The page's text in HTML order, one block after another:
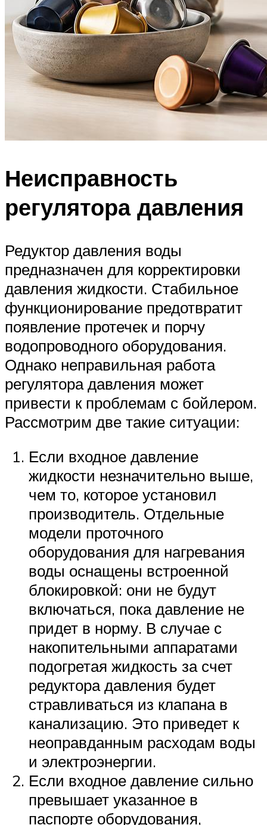
Неисправность
регулятора давления
Редуктор давления воды
предназначен для корректировки
давления жидкости. Стабильное
функционирование предотвратит
появление протечек и порчу
водопроводного оборудования.
Однако неправильная работа
регулятора давления может
привести к проблемам с бойлером.
Рассмотрим две такие ситуации:
Если входное давление
жидкости незначительно выше,
чем то, которое установил
производитель. Отдельные
модели проточного
оборудования для нагревания
воды оснащены встроенной
блокировкой: они не будут
включаться, пока давление не
придет в норму. В случае с
накопительными аппаратами
подогретая жидкость за счет
редуктора давления будет
стравливаться из клапана в
канализацию. Это приведет к
неоправданным расходам воды
и электроэнергии.
Если входное давление сильно
превышает указанное в
паспорте оборудования,